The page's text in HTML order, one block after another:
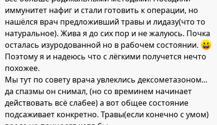
иммунитет нафиг и стали готовить к операции, но
нашёлся врач предложивший травы и лидазу(что то
натуральное). Жива я до сих пор и не жалуюсь. Почка
осталась изуродованной но в рабочем состоянии.
Поэтому я и надеюсь что с лёгкими получется нечто
похожее.
Мы тут по совету врача увлеклись дексометазоном...
да спазмы он снимал, (но со времинем начинает
действовать всё слабее) а вот общее состояние
подсаживает конкретно. Травы(если конечно с умом)